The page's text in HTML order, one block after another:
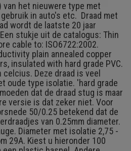
van het nieuwere type met
in auto's etc. Draad met
wordt de laatste 20 jaar
stukje uit de catalogus: Thin
cable to: ISO6722:2002.
plain annealed copper
insulated with hard grade PVC.
Deze draad is veel
oude type isolatie. 'hard grade
dat de draad stug is maar
versie is dat zeker niet. Voor
50/0.25 betekend dat de
van 0.25mm diameter.
Diameter met isolatie 2,75 -
29A. Kiest u hieronder 100